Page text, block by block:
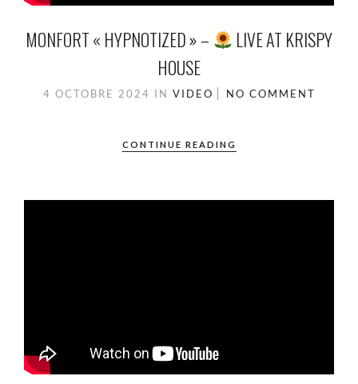
MONFORT « HYPNOTIZED » –
LIVE AT KRISPY
HOUSE
4 OCTOBRE 2024 IN VIDEO NO COMMENT
CONTINUE READING